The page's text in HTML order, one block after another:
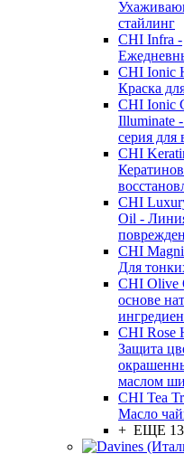
стайлинг
CHI Infra -
CHI Ionic
Краска
CHI Ionic
Illuminate
серия для
CHI
CHI
Oil -
CHI
Для
CHI Olive
основе
CHI Rose
Защита
маслом
CHI Tea
Масло
+ ЕЩЕ 13